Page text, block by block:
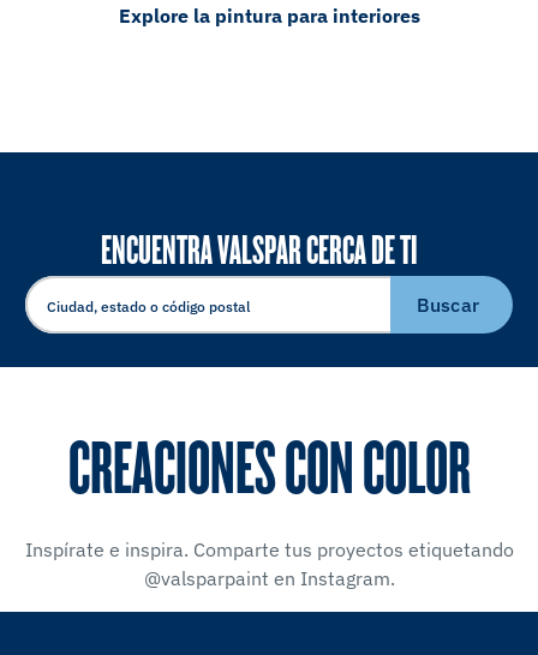
Explore la pintura para interiores
ENCUENTRA VALSPAR CERCA DE TI
Buscar
CREACIONES CON COLOR
Inspírate e inspira. Comparte tus proyectos etiquetando
@valsparpaint en Instagram.